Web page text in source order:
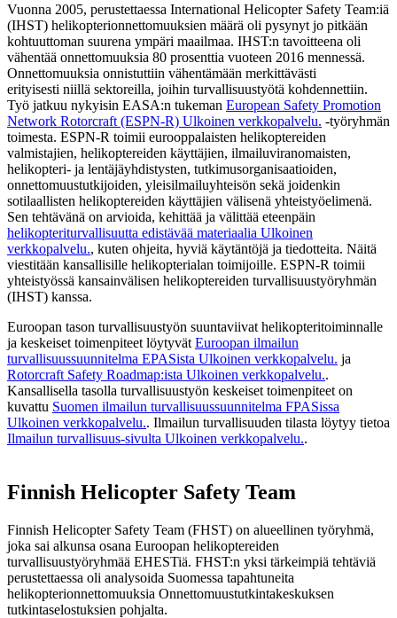
Vuonna 2005, perustettaessa International Helicopter Safety Team:iä
(IHST) helikopterionnettomuuksien määrä oli pysynyt jo pitkään
kohtuuttoman suurena ympäri maailmaa. IHST:n tavoitteena oli
vähentää onnettomuuksia 80 prosenttia vuoteen 2016 mennessä.
Onnettomuuksia onnistuttiin vähentämään merkittävästi
erityisesti niillä sektoreilla, joihin turvallisuustyötä kohdennettiin.
Työ jatkuu nykyisin EASA:n tukeman European Safety Promotion
Network Rotorcraft (ESPN-R) Ulkoinen verkkopalvelu. -työryhmän
toimesta. ESPN-R toimii eurooppalaisten helikoptereiden
valmistajien, helikoptereiden käyttäjien, ilmailuviranomaisten,
helikopteri- ja lentäjäyhdistysten, tutkimusorganisaatioiden,
onnettomuustutkijoiden, yleisilmailuyhteisön sekä joidenkin
sotilaallisten helikoptereiden käyttäjien välisenä yhteistyöelimenä.
Sen tehtävänä on arvioida, kehittää ja välittää eteenpäin
helikopteriturvallisuutta edistävää materiaalia Ulkoinen
verkkopalvelu., kuten ohjeita, hyviä käytäntöjä ja tiedotteita. Näitä
viestitään kansallisille helikopterialan toimijoille. ESPN-R toimii
yhteistyössä kansainvälisen helikoptereiden turvallisuustyöryhmän
(IHST) kanssa.
Euroopan tason turvallisuustyön suuntaviivat helikopteritoiminnalle
ja keskeiset toimenpiteet löytyvät Euroopan ilmailun
turvallisuussuunnitelma EPASista Ulkoinen verkkopalvelu. ja
Rotorcraft Safety Roadmap:ista Ulkoinen verkkopalvelu..
Kansallisella tasolla turvallisuustyön keskeiset toimenpiteet on
kuvattu Suomen ilmailun turvallisuussuunnitelma FPASissa
Ulkoinen verkkopalvelu.. Ilmailun turvallisuuden tilasta löytyy tietoa
Ilmailun turvallisuus-sivulta Ulkoinen verkkopalvelu..
Finnish Helicopter Safety Team
Finnish Helicopter Safety Team (FHST) on alueellinen työryhmä,
joka sai alkunsa osana Euroopan helikoptereiden
turvallisuustyöryhmää EHESTiä. FHST:n yksi tärkeimpiä tehtäviä
perustettaessa oli analysoida Suomessa tapahtuneita
helikopterionnettomuuksia Onnettomuustutkintakeskuksen
tutkintaselostuksien pohjalta.